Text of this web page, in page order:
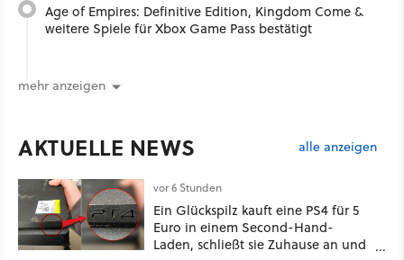
Age of Empires: Definitive Edition, Kingdom Come &
weitere Spiele für Xbox Game Pass bestätigt
mehr anzeigen
AKTUELLE NEWS alle anzeigen
vor 6 Stunden
Ein Glückspilz kauft eine PS4 für 5
Euro in einem Second-Hand-
Laden, schließt sie Zuhause an und